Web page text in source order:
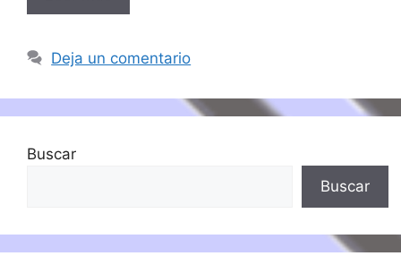
Deja un comentario
Buscar
Buscar